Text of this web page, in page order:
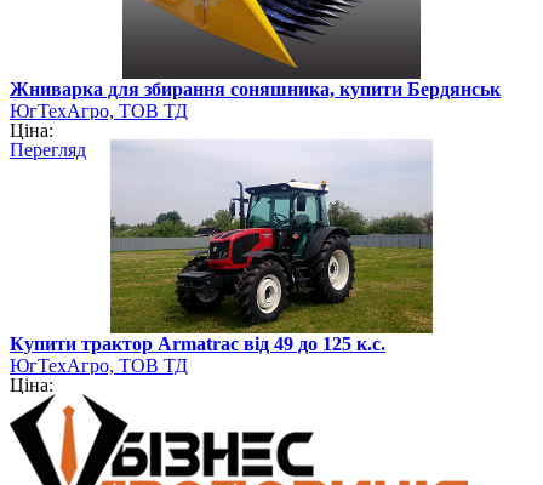
Жниварка для збирання соняшника, купити Бердянськ
ЮгТехАгро, ТОВ ТД
Ціна:
Перегляд
Купити трактор Armatrac від 49 до 125 к.с.
ЮгТехАгро, ТОВ ТД
Ціна: